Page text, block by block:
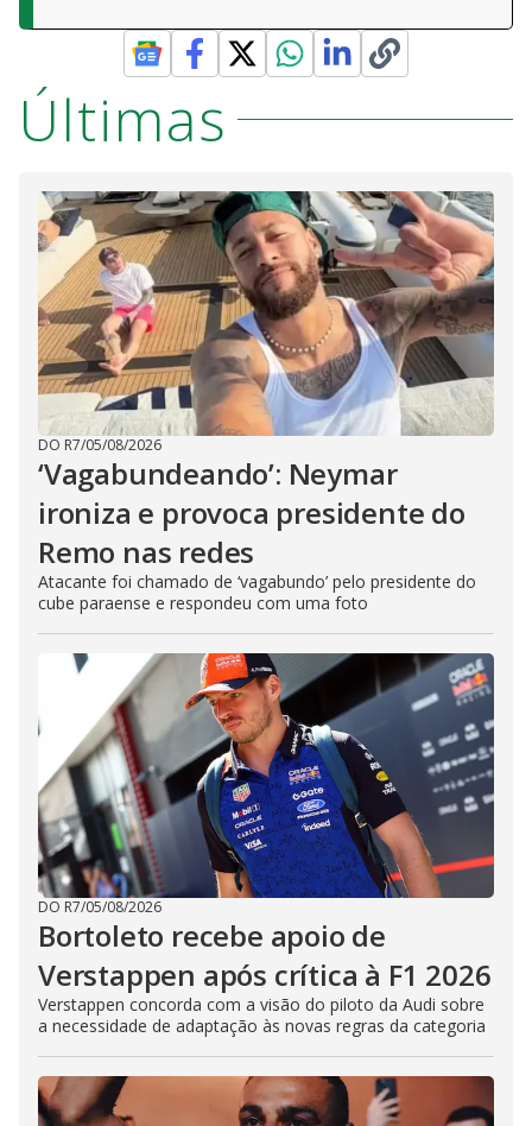
Últimas
DO R7/05/08/2026
‘Vagabundeando’: Neymar
ironiza e provoca presidente do
Remo nas redes
Atacante foi chamado de ‘vagabundo’ pelo presidente do
cube paraense e respondeu com uma foto
DO R7/05/08/2026
Bortoleto recebe apoio de
Verstappen após crítica à F1 2026
Verstappen concorda com a visão do piloto da Audi sobre
a necessidade de adaptação às novas regras da categoria